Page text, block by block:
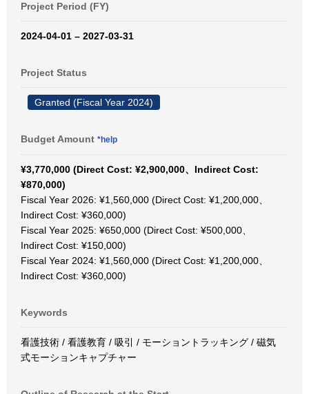
Project Period (FY)
2024-04-01 – 2027-03-31
Project Status
Granted (Fiscal Year 2024)
Budget Amount *help
¥3,770,000 (Direct Cost: ¥2,900,000、Indirect Cost:
¥870,000)
Fiscal Year 2026: ¥1,560,000 (Direct Cost: ¥1,200,000、
Indirect Cost: ¥360,000)
Fiscal Year 2025: ¥650,000 (Direct Cost: ¥500,000、
Indirect Cost: ¥150,000)
Fiscal Year 2024: ¥1,560,000 (Direct Cost: ¥1,200,000、
Indirect Cost: ¥360,000)
Keywords
看護技術 / 看護教育 / 吸引 / モーショントラッキング / 磁気
式モーションキャプチャー